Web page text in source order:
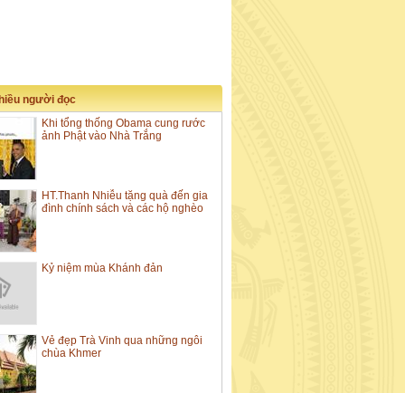
người đọc
Khi tổng thống Obama cung rước
ảnh Phật vào Nhà Trắng
HT.Thanh Nhiễu tặng quà đến gia
đình chính sách và các hộ nghèo
Kỷ niệm mùa Khánh đản
Vẻ đẹp Trà Vinh qua những ngôi
chùa Khmer